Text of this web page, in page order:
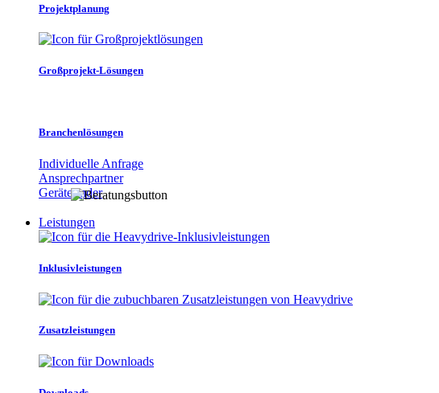
Projektplanung
Großprojekt-Lösungen
Branchenlösungen
Individuelle Anfrage
Ansprechpartner
Gerätefinder
Leistungen
Inklusivleistungen
Zusatzleistungen